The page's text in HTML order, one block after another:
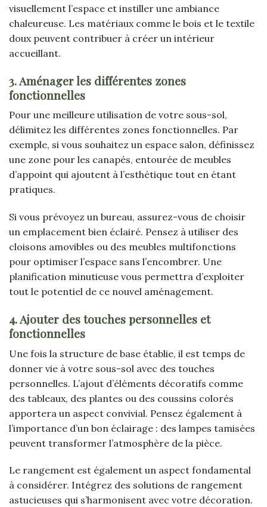
visuellement l’espace et instiller une ambiance
chaleureuse. Les matériaux comme le bois et le textile
doux peuvent contribuer à créer un intérieur
accueillant.
3. Aménager les différentes zones
fonctionnelles
Pour une meilleure utilisation de votre sous-sol,
délimitez les différentes zones fonctionnelles. Par
exemple, si vous souhaitez un espace salon, définissez
une zone pour les canapés, entourée de meubles
d’appoint qui ajoutent à l’esthétique tout en étant
pratiques.
Si vous prévoyez un bureau, assurez-vous de choisir
un emplacement bien éclairé. Pensez à utiliser des
cloisons amovibles ou des meubles multifonctions
pour optimiser l’espace sans l’encombrer. Une
planification minutieuse vous permettra d’exploiter
tout le potentiel de ce nouvel aménagement.
4. Ajouter des touches personnelles et
fonctionnelles
Une fois la structure de base établie, il est temps de
donner vie à votre sous-sol avec des touches
personnelles. L’ajout d’éléments décoratifs comme
des tableaux, des plantes ou des coussins colorés
apportera un aspect convivial. Pensez également à
l’importance d’un bon éclairage : des lampes tamisées
peuvent transformer l’atmosphère de la pièce.
Le rangement est également un aspect fondamental
à considérer. Intégrez des solutions de rangement
astucieuses qui s’harmonisent avec votre décoration.